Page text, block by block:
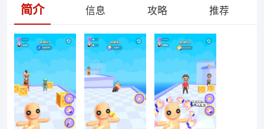
简介 信息 攻略 推荐